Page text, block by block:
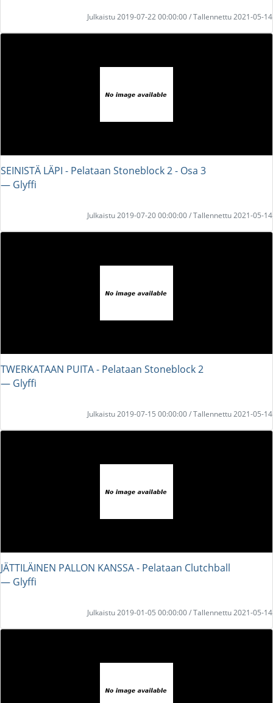
Julkaistu 2019-07-22 00:00:00 / Tallennettu 2021-05-14
SEINISTÄ LÄPI - Pelataan Stoneblock 2 - Osa 3
― Glyffi
Julkaistu 2019-07-20 00:00:00 / Tallennettu 2021-05-14
TWERKATAAN PUITA - Pelataan Stoneblock 2
― Glyffi
Julkaistu 2019-07-15 00:00:00 / Tallennettu 2021-05-14
JÄTTILÄINEN PALLON KANSSA - Pelataan Clutchball
― Glyffi
Julkaistu 2019-01-05 00:00:00 / Tallennettu 2021-05-14